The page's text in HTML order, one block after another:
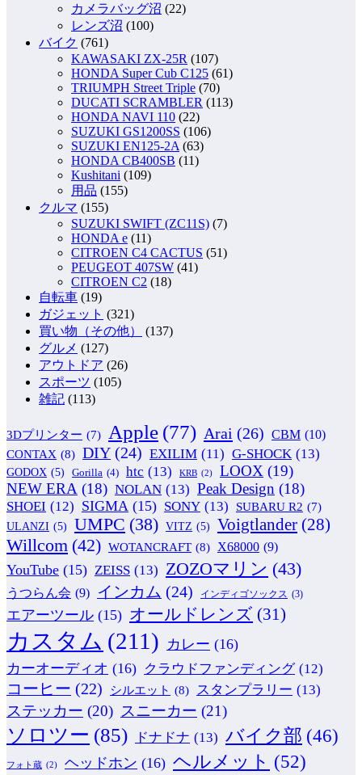
カメラバッグ沼 (22)
レンズ沼 (100)
バイク (761)
KAWASAKI ZX-25R (107)
HONDA Super Cub C125 (61)
TRIUMPH Street Triple (70)
DUCATI SCRAMBLER (113)
HONDA NAVI 110 (22)
SUZUKI GS1200SS (106)
SUZUKI EN125-2A (63)
HONDA CB400SB (11)
Kushitani (109)
用品 (155)
クルマ (155)
SUZUKI SWIFT (ZC11S) (7)
HONDA e (11)
CITROEN C4 CACTUS (51)
PEUGEOT 407SW (41)
CITROEN C2 (18)
自転車 (19)
ガジェット (321)
買い物（その他）
(137)
グルメ (127)
アウトドア (26)
スポーツ (105)
雑記 (113)
3Dプリンター (7) Apple (77) Arai (26) CBM (10)
CONTAX (8) DIY (24) EXILIM (11) G-SHOCK (13)
GODOX (5) Gorilla (4) htc (13) KRB (2) LOOX (19)
NEW ERA (18) NOLAN (13) Peak Design (18)
SHOEI (12) SIGMA (15) SONY (13) SUBARU R2 (7)
ULANZI (5) UMPC (38) VITZ (5) Voigtlander (28)
Willcom (42) WOTANCRAFT (8) X68000 (9)
YouTube (15) ZEISS (13) ZOZOマリン (43)
うつらん会 (9) インカム (24) インディゴソックス (3)
エアーツール (15) オールドレンズ (31)
カスタム (211) カレー (16)
カーオーディオ (16) クラウドファンディング (12)
コーヒー (22) シルエット (8) スタンプラリー (13)
ステッカー (20) スニーカー (21)
ソロツー (85) ドナドナ (13) バイク部 (46)
フォト蔵 (2) ヘッドホン (16) ヘルメット (52)